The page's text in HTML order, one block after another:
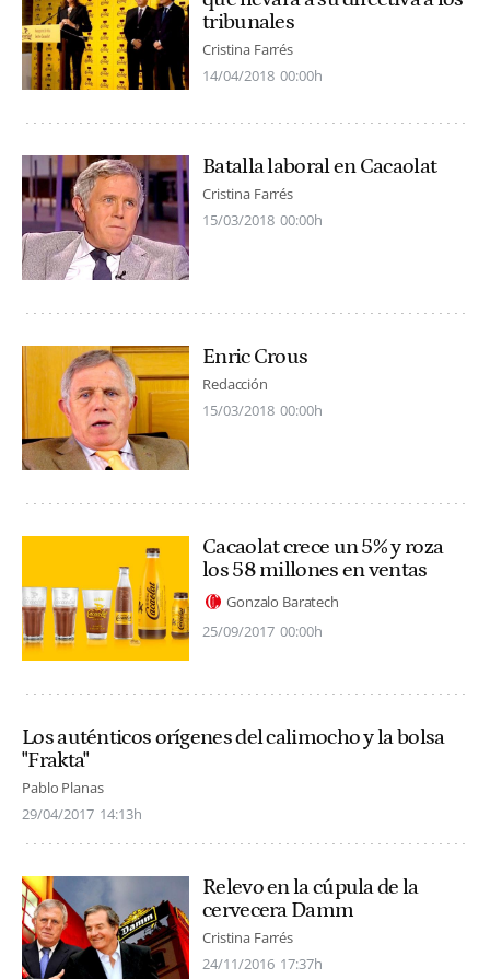
tribunales
Cristina Farrés
14/04/2018 00:00h
Batalla laboral en Cacaolat
Cristina Farrés
15/03/2018 00:00h
Enric Crous
Redacción
15/03/2018 00:00h
Cacaolat crece un 5% y roza
los 58 millones en ventas
Gonzalo Baratech
25/09/2017 00:00h
Los auténticos orígenes del calimocho y la bolsa
"Frakta"
Pablo Planas
29/04/2017 14:13h
Relevo en la cúpula de la
cervecera Damm
Cristina Farrés
24/11/2016 17:37h